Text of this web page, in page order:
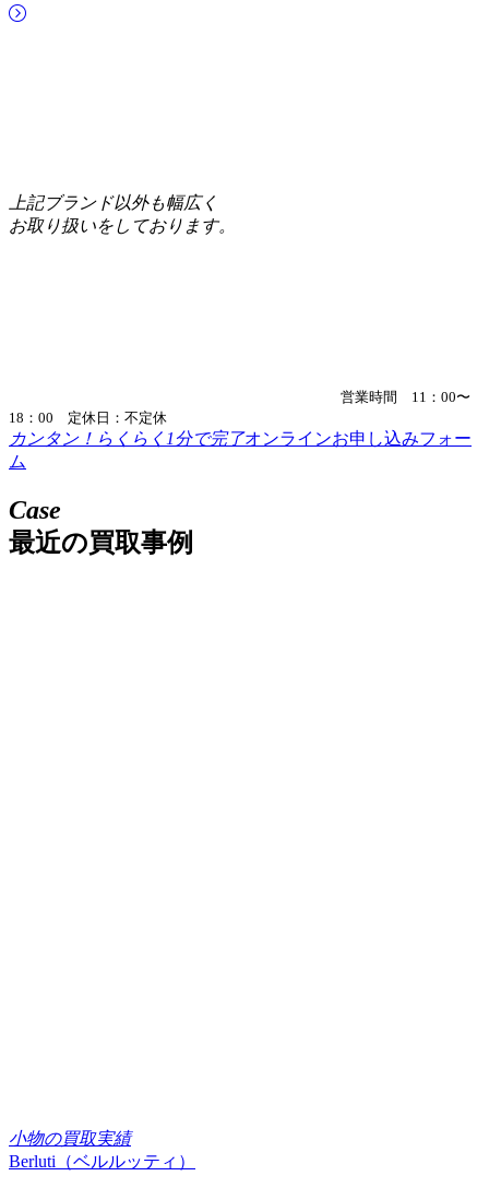
上記ブランド以外も幅広く
お取り扱いをしております。
営業時間 11：00〜
18：00 定休日：不定休
カンタン！らくらく1分で完了オンラインお申し込みフォー
ム
Case
最近の買取事例
小物の買取実績
Berluti（ベルルッティ）